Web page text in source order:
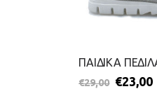
€29,00 €23,00